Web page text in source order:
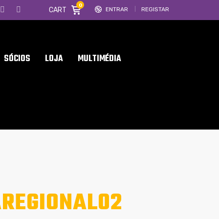
ENTRAR REGISTAR
CART
0
SÓCIOS LOJA MULTIMÉDIA